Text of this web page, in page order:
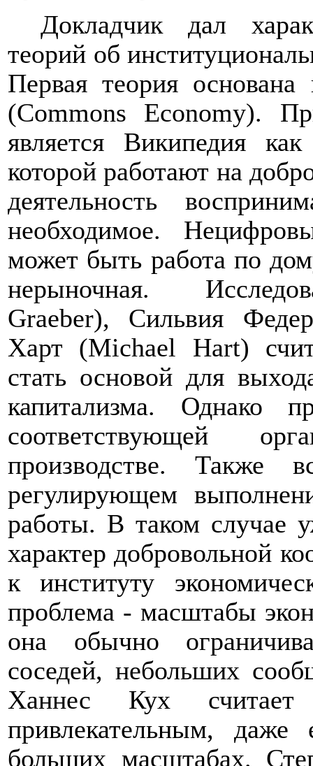
Докладчик дал
теорий об
Первая теория
(Commons Economy).
является Википедия
которой работают на
деятельность
необходимое.
может быть работа по
нерыночная.
Graeber), Сильвия
Харт (Michael Hart)
стать основой для
капитализма. Однако
соответствующей
производстве. Также
регулирующем
работы. В таком случае
характер добровольной
к институту
проблема - масштабы
она обычно
соседей, небольших
Ханнес Кух считает
привлекательным,
больших масштабах.